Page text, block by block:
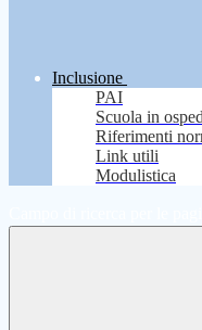
Inclusione
PAI
Scuola in
Riferimenti
Link utili
Modulistica